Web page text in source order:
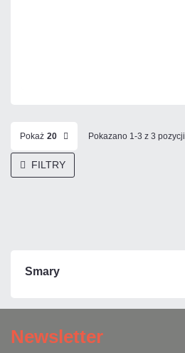
Pokaż 20 Pokazano 1-3 z 3 pozycji
FILTRY
Smary
Newsletter